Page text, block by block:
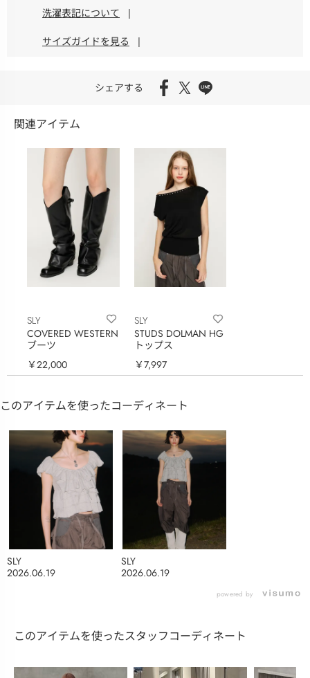
洗濯表記について |
サイズガイドを見る |
シェアする
関連アイテム
SLY
COVERED WESTERN
ブーツ
￥22,000
SLY
STUDS DOLMAN HG
トップス
￥7,997
このアイテムを使ったコーディネート
2026.06.19
SLY
2026.06.19
SLY
powered by
このアイテムを使ったスタッフコーディネート